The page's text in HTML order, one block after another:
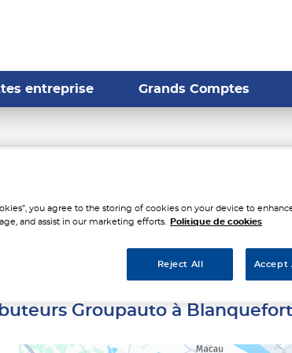
entreprise Grands Comptes
Groupauto à
Groupauto à Blanquefort
you agree to the storing of cookies on your device to
and assist in our marketing efforts.
Politique de cookies
Reject All Accept